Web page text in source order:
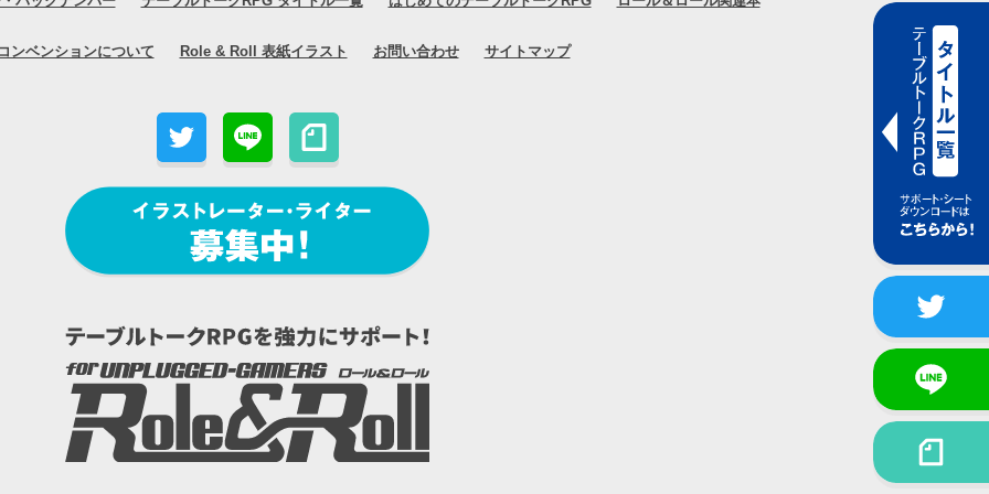
ンベンションについて Role & Roll 表紙イラスト お問い合わせ サイトマップ